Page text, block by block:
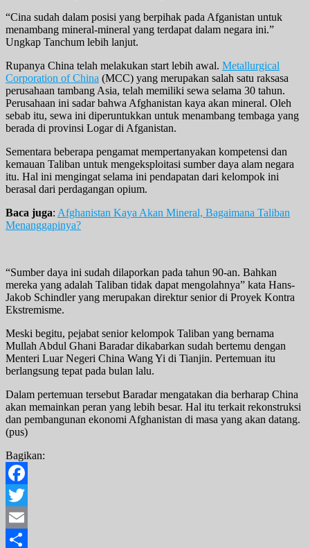
“Cina sudah dalam posisi yang berpihak pada Afganistan untuk
menambang mineral-mineral yang terdapat dalam negara ini.”
Ungkap Tanchum lebih lanjut.
Rupanya China telah melakukan start lebih awal. Metallurgical
Corporation of China (MCC) yang merupakan salah satu raksasa
perusahaan tambang Asia, telah memiliki sewa selama 30 tahun.
Perusahaan ini sadar bahwa Afghanistan kaya akan mineral. Oleh
sebab itu, sewa ini diperuntukkan untuk menambang tembaga yang
berada di provinsi Logar di Afganistan.
Sementara beberapa pengamat mempertanyakan kompetensi dan
kemauan Taliban untuk mengeksploitasi sumber daya alam negara
itu. Hal ini mengingat selama ini pendapatan dari kelompok ini
berasal dari perdagangan opium.
Baca juga: Afghanistan Kaya Akan Mineral, Bagaimana Taliban
Menanggapinya?
“Sumber daya ini sudah dilaporkan pada tahun 90-an. Bahkan
mereka yang adalah Taliban tidak dapat mengolahnya” kata Hans-
Jakob Schindler yang merupakan direktur senior di Proyek Kontra
Ekstremisme.
Meski begitu, pejabat senior kelompok Taliban yang bernama
Mullah Abdul Ghani Baradar dikabarkan sudah bertemu dengan
Menteri Luar Negeri China Wang Yi di Tianjin. Pertemuan itu
berlangsung tepat pada bulan lalu.
Dalam pertemuan tersebut Baradar mengatakan dia berharap China
akan memainkan peran yang lebih besar. Hal itu terkait rekonstruksi
dan pembangunan ekonomi Afghanistan di masa yang akan datang.
(pus)
Bagikan:
Facebook
Twitter
Email